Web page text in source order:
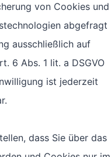
von Cookies und
abgefragt
ausschließlich auf
6 Abs. 1 lit. a DSGVO
ist jederzeit
dass Sie über das